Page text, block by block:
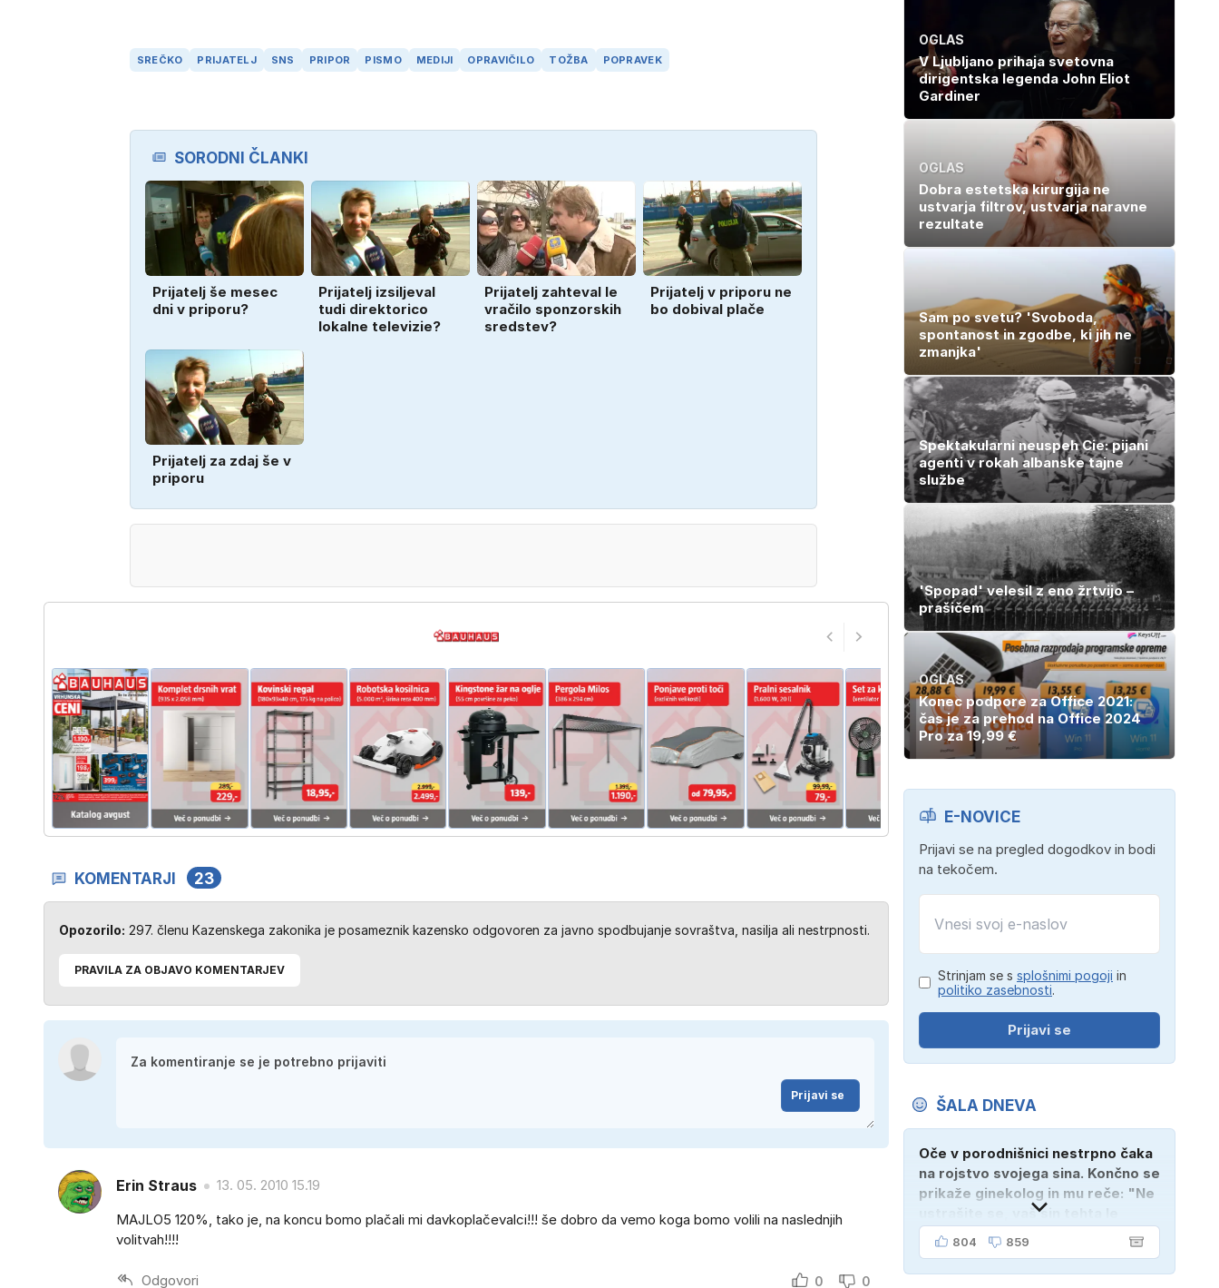
SREČKO PRIJATELJ SNS PRIPOR PISMO MEDIJI OPRAVIČILO TOŽBA POPRAVEK
SORODNI ČLANKI
Prijatelj še mesec
dni v priporu?
Prijatelj izsiljeval
tudi direktorico
lokalne televizie?
Prijatelj zahteval le
vračilo sponzorskih
sredstev?
Prijatelj v priporu ne
bo dobival plače
Prijatelj za zdaj še v
priporu
KOMENTARJI 23
Opozorilo: 297. členu Kazenskega zakonika je posameznik kazensko odgovoren za javno spodbujanje sovraštva, nasilja ali nestrpnosti.
PRAVILA ZA OBJAVO KOMENTARJEV
Prijavi se
Erin Straus
13. 05. 2010 15.19
MAJLO5 120%, tako je, na koncu bomo plačali mi davkoplačevalci!!! še dobro da vemo koga bomo volili na naslednjih
volitvah!!!!
Odgovori 0 0
OGLAS
V Ljubljano prihaja svetovna
dirigentska legenda John Eliot
Gardiner
OGLAS
Dobra estetska kirurgija ne
ustvarja filtrov, ustvarja naravne
rezultate
Sam po svetu? 'Svoboda,
spontanost in zgodbe, ki jih ne
zmanjka'
Spektakularni neuspeh Cie: pijani
agenti v rokah albanske tajne
službe
'Spopad' velesil z eno žrtvijo –
prašičem
OGLAS
Konec podpore za Office 2021:
čas je za prehod na Office 2024
Pro za 19,99 €
E-NOVICE
Prijavi se na pregled dogodkov in bodi
na tekočem.
Strinjam se s splošnimi pogoji in
politiko zasebnosti.
Prijavi se
ŠALA DNEVA
Oče v porodnišnici nestrpno čaka
na rojstvo svojega sina. Končno se
prikaže ginekolog in mu reče: "Ne
ustrašite se, vaš sin tehta le
dober kilogram!" "Nič čudnega,
gospod doktor, saj se z ženo
poznava šele tri mesece."
804 859